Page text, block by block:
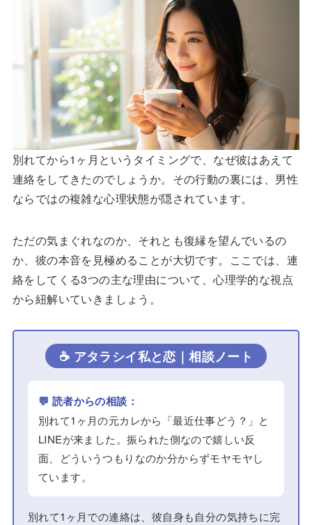
別れてから1ヶ月というタイミングで、なぜ彼はあえて
連絡をしてきたのでしょうか。その行動の裏には、男性
ならではの複雑な心理状態が隠されています。
ただの気まぐれなのか、それとも復縁を望んでいるの
か、彼の本音を見極めることが大切です。ここでは、連
絡をしてくる3つの主な理由について、心理学的な視点
から紐解いていきましょう。
☕ アタラシイ私と恋｜相談ノート
💬 読者からの相談：
別れて1ヶ月の元カレから「最近仕事どう？」と
LINEが来ました。振られた側なので嬉しい反
面、どういうつもりなのか分からずモヤモヤし
ています。
別れて1ヶ月での連絡は、彼自身も自分の気持ちに完